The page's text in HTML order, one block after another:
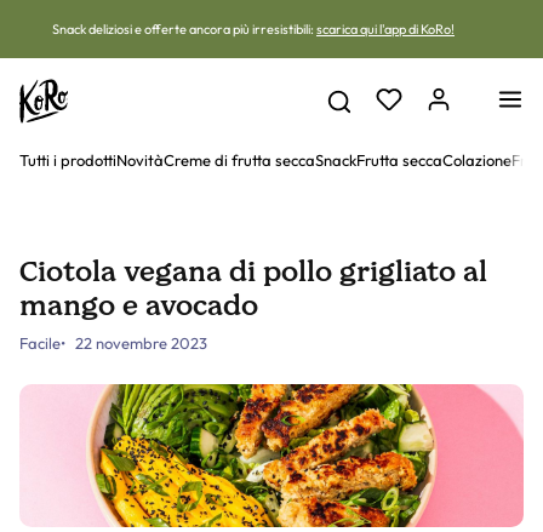
Snack deliziosi e offerte ancora più irresistibili: scarica qui l'app di KoRo!
Tutti i prodottiNovitàCreme di frutta seccaSnackFrutta seccaColazione
Ciotola vegana di pollo grigliato al
mango e avocado
Facile 22 novembre 2023